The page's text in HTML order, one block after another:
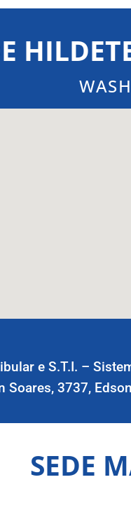
e S.T.I. –
Soares, 3737,
SEDE